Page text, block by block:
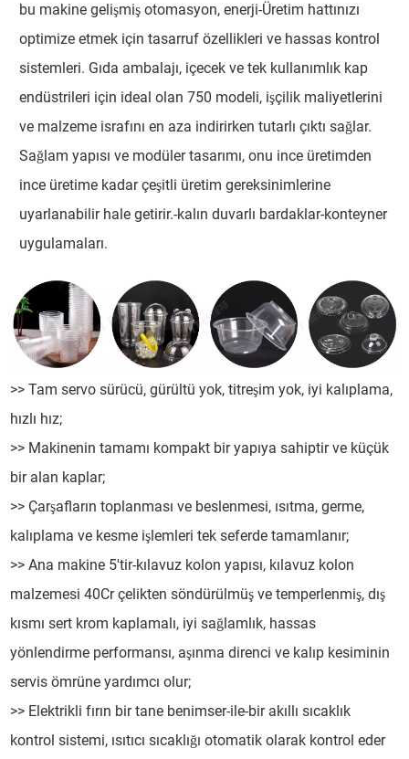
bu makine gelişmiş otomasyon, enerji-Üretim hattınızı
optimize etmek için tasarruf özellikleri ve hassas kontrol
sistemleri. Gıda ambalajı, içecek ve tek kullanımlık kap
endüstrileri için ideal olan 750 modeli, işçilik maliyetlerini
ve malzeme israfını en aza indirirken tutarlı çıktı sağlar.
Sağlam yapısı ve modüler tasarımı, onu ince üretimden
ince üretime kadar çeşitli üretim gereksinimlerine
uyarlanabilir hale getirir.-kalın duvarlı bardaklar-konteyner
uygulamaları.
>> Tam servo sürücü, gürültü yok, titreşim yok, iyi kalıplama,
hızlı hız;
>> Makinenin tamamı kompakt bir yapıya sahiptir ve küçük
bir alan kaplar;
>> Çarşafların toplanması ve beslenmesi, ısıtma, germe,
kalıplama ve kesme işlemleri tek seferde tamamlanır;
>> Ana makine 5'tir-kılavuz kolon yapısı, kılavuz kolon
malzemesi 40Cr çelikten söndürülmüş ve temperlenmiş, dış
kısmı sert krom kaplamalı, iyi sağlamlık, hassas
yönlendirme performansı, aşınma direnci ve kalıp kesiminin
servis ömrüne yardımcı olur;
>> Elektrikli fırın bir tane benimser-ile-bir akıllı sıcaklık
kontrol sistemi, ısıtıcı sıcaklığı otomatik olarak kontrol eder